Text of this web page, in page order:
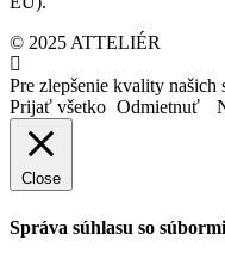
© 2025 ATTELIÉR
Pre zlepšenie kvality našich
Prijať všetko Odmietnuť
Close
Správa súhlasu so